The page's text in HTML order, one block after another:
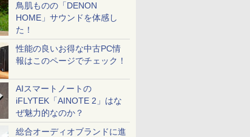
鳥肌ものの「DENON
HOME」サウンドを体感し
た！
性能の良いお得な中古PC情
報はこのページでチェック！
AIスマートノートの
iFLYTEK「AINOTE 2」はな
ぜ魅力的なのか？
総合オーディオブランドに進